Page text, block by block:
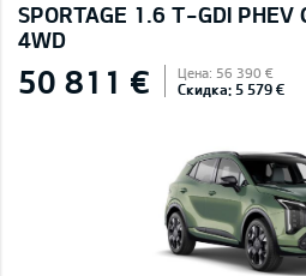
SPORTAGE 1.6 T-GDI
4WD
50 811 € Цена: 56 390 €
Скидка: 5 579 €